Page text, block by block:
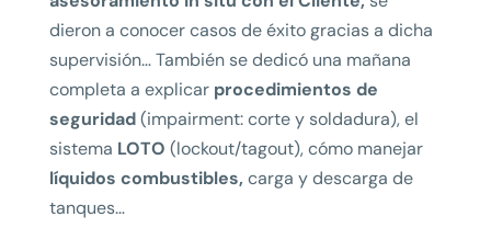
dieron a conocer casos de éxito gracias a dicha
supervisión… También se dedicó una mañana
completa a explicar procedimientos de
seguridad(impairment: corte y soldadura), el
sistema LOTO (lockout/tagout), cómo manejar
líquidos combustibles, carga y descarga de
tanques…